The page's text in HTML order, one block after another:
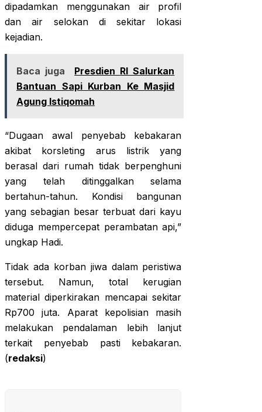
dipadamkan menggunakan air profil
dan air selokan di sekitar lokasi
kejadian.
Baca juga
Presdien RI Salurkan
Bantuan Sapi Kurban Ke Masjid
Agung Istiqomah
“Dugaan awal penyebab kebakaran
akibat korsleting arus listrik yang
berasal dari rumah tidak berpenghuni
yang telah ditinggalkan selama
bertahun-tahun. Kondisi bangunan
yang sebagian besar terbuat dari kayu
diduga mempercepat perambatan api,”
ungkap Hadi.
Tidak ada korban jiwa dalam peristiwa
tersebut. Namun, total kerugian
material diperkirakan mencapai sekitar
Rp700 juta. Aparat kepolisian masih
melakukan pendalaman lebih lanjut
terkait penyebab pasti kebakaran.
(redaksi)